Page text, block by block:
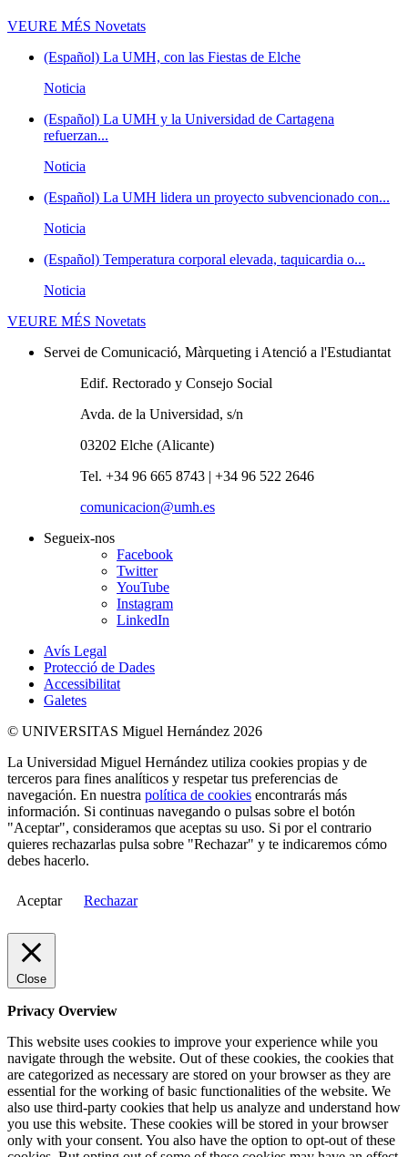
VEURE MÉS Novetats
(Español) La UMH, con las Fiestas de Elche
Noticia
(Español) La UMH y la Universidad de Cartagena
refuerzan...
Noticia
(Español) La UMH lidera un proyecto subvencionado con...
Noticia
(Español) Temperatura corporal elevada, taquicardia o...
Noticia
VEURE MÉS Novetats
Servei de Comunicació, Màrqueting i Atenció a l'Estudiantat
Edif. Rectorado y Consejo Social
Avda. de la Universidad, s/n
03202 Elche (Alicante)
Tel. +34 96 665 8743 | +34 96 522 2646
comunicacion@umh.es
Segueix-nos
Facebook
Twitter
YouTube
Instagram
LinkedIn
Avís Legal
Protecció de Dades
Accessibilitat
Galetes
© UNIVERSITAS Miguel Hernández 2026
La Universidad Miguel Hernández utiliza cookies propias y de
terceros para fines analíticos y respetar tus preferencias de
navegación. En nuestra política de cookies encontrarás más
información. Si continuas navegando o pulsas sobre el botón
"Aceptar", consideramos que aceptas su uso. Si por el contrario
quieres rechazarlas pulsa sobre "Rechazar" y te indicaremos cómo
debes hacerlo.
Aceptar Rechazar
Close
Privacy Overview
This website uses cookies to improve your experience while you
navigate through the website. Out of these cookies, the cookies that
are categorized as necessary are stored on your browser as they are
essential for the working of basic functionalities of the website. We
also use third-party cookies that help us analyze and understand how
you use this website. These cookies will be stored in your browser
only with your consent. You also have the option to opt-out of these